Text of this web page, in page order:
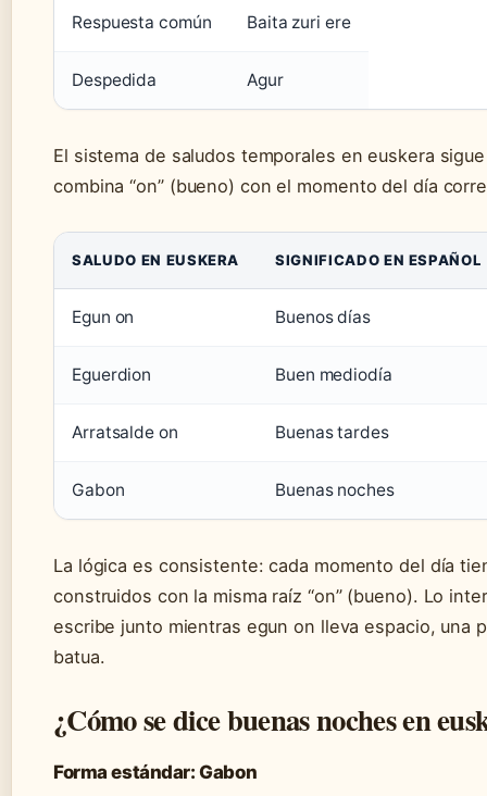
Respuesta común Baita zuri ere
Despedida Agur
El sistema de saludos temporales en euskera
combina “on” (bueno) con el momento del día
SALUDO EN EUSKERA SIGNIFICADO EN ESPAÑOL
Egun on Buenos días
Eguerdion Buen mediodía
Arratsalde on Buenas tardes
Gabon Buenas noches
La lógica es consistente: cada momento del día
construidos con la misma raíz “on” (bueno). Lo
escribe junto mientras egun on lleva espacio, una
batua.
¿Cómo se dice buenas noches en
Forma estándar: Gabon